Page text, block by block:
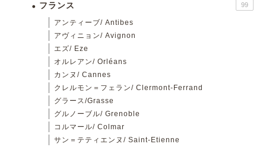
フランス 99
アンティーブ/ Antibes
アヴィニョン/ Avignon
エズ/ Eze
オルレアン/ Orléans
カンヌ/ Cannes
クレルモン＝フェラン/ Clermont-Ferrand
グラース/Grasse
グルノーブル/ Grenoble
コルマール/ Colmar
サン＝テティエンヌ/ Saint-Etienne